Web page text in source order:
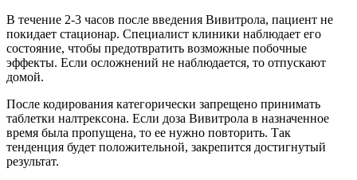
В течение 2-3 часов после введения Вивитрола, пациент не
покидает стационар. Специалист клиники наблюдает его
состояние, чтобы предотвратить возможные побочные
эффекты. Если осложнений не наблюдается, то отпускают
домой.
После кодирования категорически запрещено принимать
таблетки налтрексона. Если доза Вивитрола в назначенное
время была пропущена, то ее нужно повторить. Так
тенденция будет положительной, закрепится достигнутый
результат.